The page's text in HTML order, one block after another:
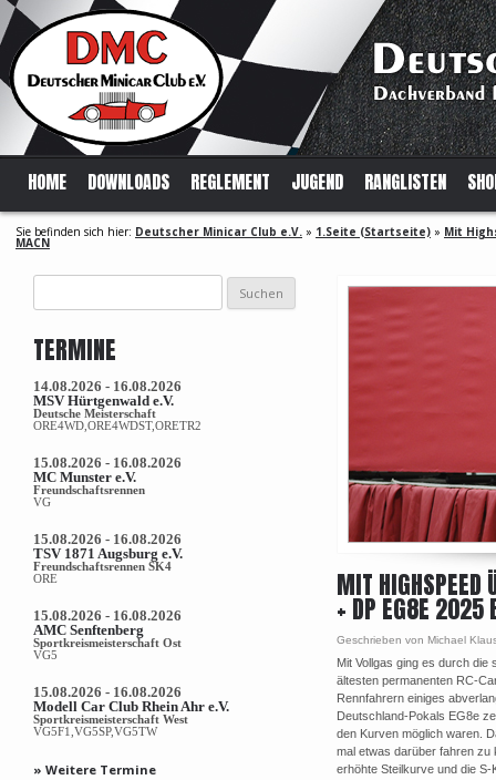
HOME DOWNLOADS REGLEMENT JUGEND RANGLISTEN
Sie befinden sich hier: Deutscher Minicar Club e.V. » 1.Seite (Startseite) » Mit
MACN
MIT HIGHSPEED
+ DP EG8E 2025
Geschrieben von Michael
Mit Vollgas ging es durch
ältesten permanenten RC-
Rennfahrern einiges
Deutschland-Pokals EG8e
den Kurven möglich waren.
mal etwas darüber fahren zu
erhöhte Steilkurve und die
nach:
TERMINE
14.08.2026 - 16.08.2026
MSV Hürtgenwald e.V.
Deutsche Meisterschaft
ORE4WD,ORE4WDST,ORETR2
15.08.2026 - 16.08.2026
MC Munster e.V.
Freundschaftsrennen
VG
15.08.2026 - 16.08.2026
TSV 1871 Augsburg e.V.
Freundschaftsrennen SK4
ORE
15.08.2026 - 16.08.2026
AMC Senftenberg
Sportkreismeisterschaft Ost
VG5
15.08.2026 - 16.08.2026
Modell Car Club Rhein Ahr e.V.
Sportkreismeisterschaft West
VG5F1,VG5SP,VG5TW
» Weitere Termine